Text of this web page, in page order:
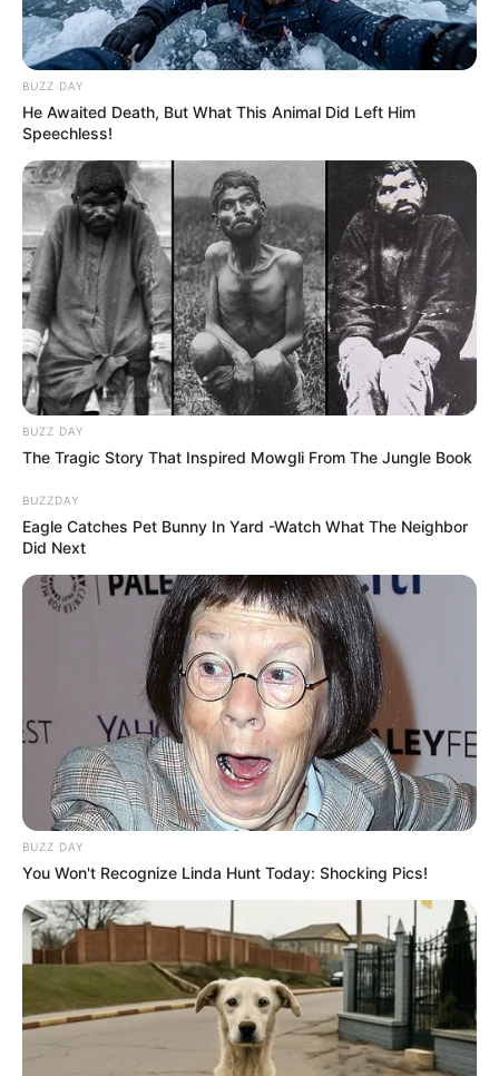
BUZZ DAY
He Awaited Death, But What This Animal Did Left Him
Speechless!
BUZZ DAY
The Tragic Story That Inspired Mowgli From The Jungle Book
BUZZDAY
Eagle Catches Pet Bunny In Yard -Watch What The Neighbor
Did Next
BUZZ DAY
You Won't Recognize Linda Hunt Today: Shocking Pics!